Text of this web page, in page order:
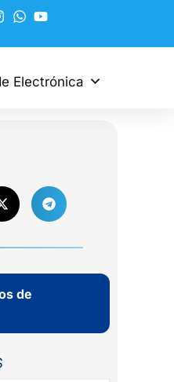
Electrónica
de